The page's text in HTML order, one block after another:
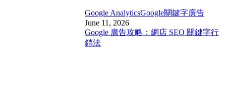
Google AnalyticsGoogle關鍵字廣告
June 11, 2026
Google 廣告攻略：網店 SEO 關鍵字行
銷法